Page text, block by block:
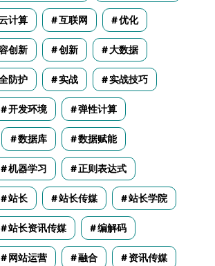
计算 互联网 优化
创新 创新 大数据
防护 实战 实战技巧
开发环境 弹性计算
数据库 数据赋能
机器学习 正则表达式
站长 站长传媒 站长学院
站长资讯传媒 编解码
网站运营 融合 资讯传媒